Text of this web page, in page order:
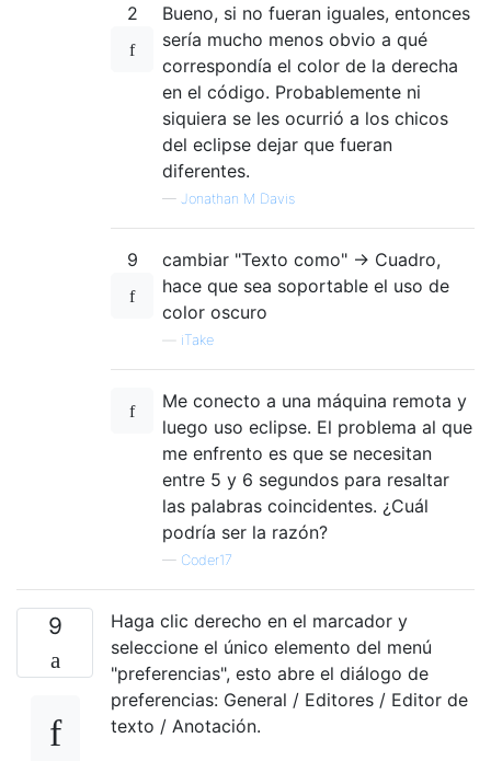
2
Bueno, si no fueran iguales, entonces
sería mucho menos obvio a qué
correspondía el color de la derecha
en el código. Probablemente ni
siquiera se les ocurrió a los chicos
del eclipse dejar que fueran
diferentes.
— Jonathan M Davis
9
cambiar "Texto como" -> Cuadro,
hace que sea soportable el uso de
color oscuro
iTake
Me conecto a una máquina remota y
luego uso eclipse. El problema al que
me enfrento es que se necesitan
entre 5 y 6 segundos para resaltar
las palabras coincidentes. ¿Cuál
podría ser la razón?
— Coder17
9
Haga clic derecho en el marcador y
seleccione el único elemento del menú
"preferencias", esto abre el diálogo de
preferencias: General / Editores / Editor de
texto / Anotación.